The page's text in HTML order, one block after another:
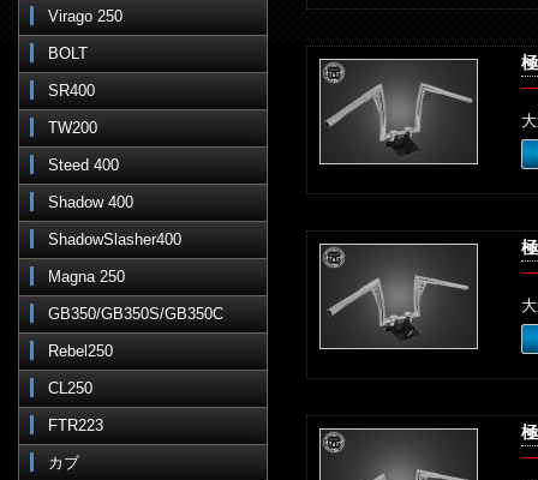
Virago 250
BOLT
SR400
TW200
Steed 400
Shadow 400
ShadowSlasher400
Magna 250
GB350/GB350S/GB350C
Rebel250
CL250
FTR223
カブ